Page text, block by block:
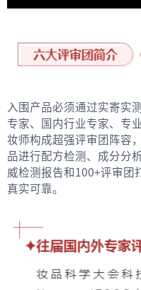
入围产品必须通过实寄实
专家、国内行业专家、专
妆师构成超强评审团阵容
品进行配方检测、成分分
威检测报告和100+评审团
真实可靠。